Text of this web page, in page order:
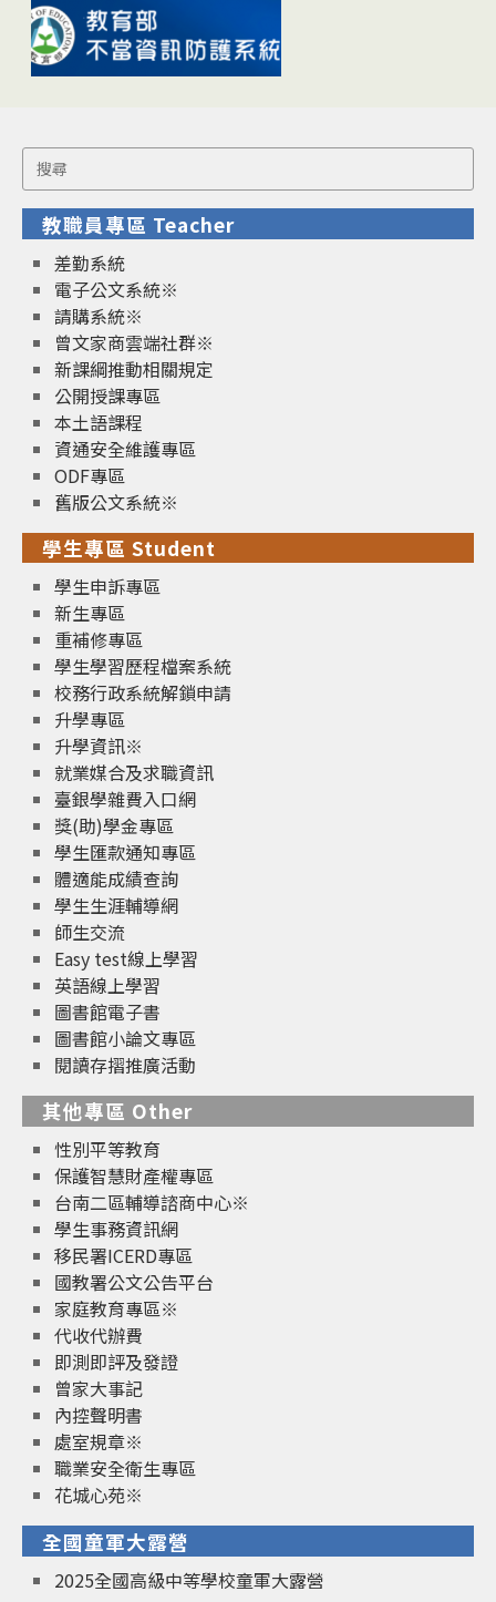
Search
for:
教職員專區 Teacher
差勤系統
電子公文系統※
請購系統※
曾文家商雲端社群※
新課綱推動相關規定
公開授課專區
本土語課程
資通安全維護專區
ODF專區
舊版公文系統※
學生專區 Student
學生申訴專區
新生專區
重補修專區
學生學習歷程檔案系統
校務行政系統解鎖申請
升學專區
升學資訊※
就業媒合及求職資訊
臺銀學雜費入口網
獎(助)學金專區
學生匯款通知專區
體適能成績查詢
學生生涯輔導網
師生交流
Easy test線上學習
英語線上學習
圖書館電子書
圖書館小論文專區
閱讀存摺推廣活動
其他專區 Other
性別平等教育
保護智慧財產權專區
台南二區輔導諮商中心※
學生事務資訊網
移民署ICERD專區
國教署公文公告平台
家庭教育專區※
代收代辦費
即測即評及發證
曾家大事記
內控聲明書
處室規章※
職業安全衛生專區
花城心苑※
全國童軍大露營
2025全國高級中等學校童軍大露營